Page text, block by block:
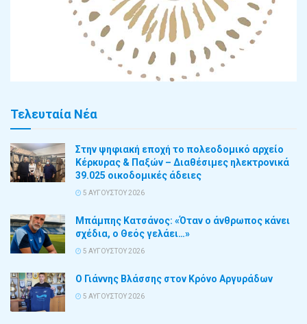
Τελευταία Νέα
Στην ψηφιακή εποχή το πολεοδομικό αρχείο
Κέρκυρας & Παξών – Διαθέσιμες ηλεκτρονικά
39.025 οικοδομικές άδειες
5 ΑΥΓΟΎΣΤΟΥ 2026
Μπάμπης Κατσάνος: «Όταν ο άνθρωπος κάνει
σχέδια, ο Θεός γελάει…»
5 ΑΥΓΟΎΣΤΟΥ 2026
Ο Γιάννης Βλάσσης στον Κρόνο Αργυράδων
5 ΑΥΓΟΎΣΤΟΥ 2026